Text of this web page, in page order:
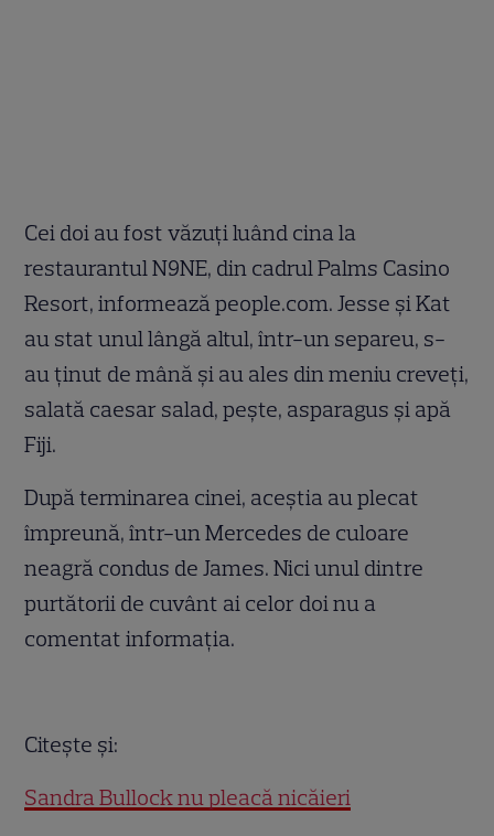
Cei doi au fost văzuţi luând cina la
restaurantul N9NE, din cadrul Palms Casino
Resort, informează people.com. Jesse şi Kat
au stat unul lângă altul, într-un separeu, s-
au ţinut de mână şi au ales din meniu creveţi,
salată caesar salad, peşte, asparagus şi apă
Fiji.
După terminarea cinei, aceştia au plecat
împreună, într-un Mercedes de culoare
neagră condus de James. Nici unul dintre
purtătorii de cuvânt ai celor doi nu a
comentat informaţia.
Citeşte şi:
Sandra Bullock nu pleacă nicăieri